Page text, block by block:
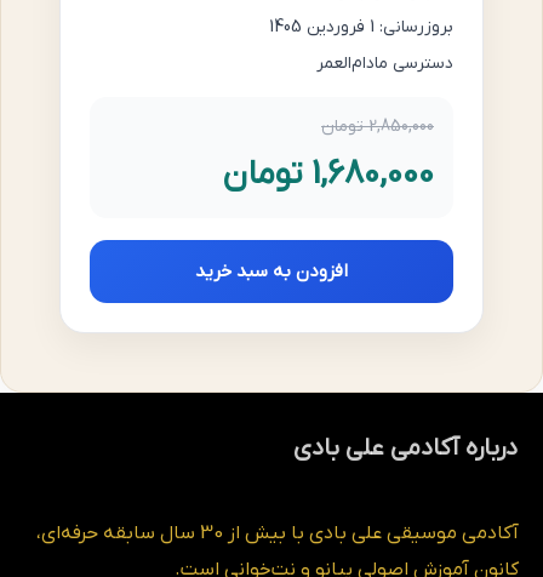
بروزرسانی: 1 فروردین 1405
دسترسی مادام‌العمر
2,850,000 تومان
1,680,000 تومان
افزودن به سبد خرید
درباره آکادمی علی بادی
آکادمی موسیقی علی بادی با بیش از 30 سال سابقه حرفه‌ای،
کانون آموزش اصولی پیانو و نت‌خوانی است.